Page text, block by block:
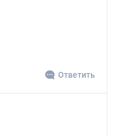
Ответить